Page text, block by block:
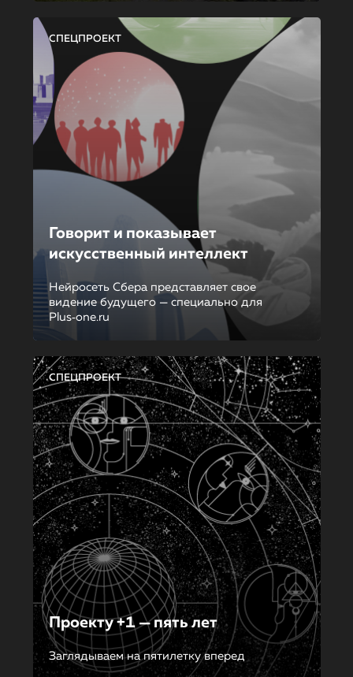
СПЕЦПРОЕКТ
Говорит и показывает
искусственный интеллект
Нейросеть Сбера представляет свое
видение будущего — специально для
Plus‑one.ru
СПЕЦПРОЕКТ
Проекту +1 — пять лет
Заглядываем на пятилетку вперед